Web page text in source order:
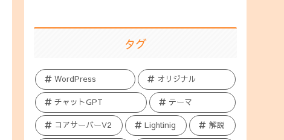
タグ
WordPress オリジナル
チャットGPT テーマ
コアサーバーV2 Lightinig 解説